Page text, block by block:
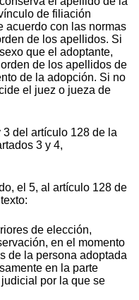
de filiación
acuerdo con las normas
de los apellidos. Si
que el adoptante,
de los apellidos de
de la adopción. Si no
el juez o jueza de
del artículo 128 de la
3 y 4,
el 5, al artículo 128 de
de elección,
en el momento
de la persona adoptada
en la parte
por la que se